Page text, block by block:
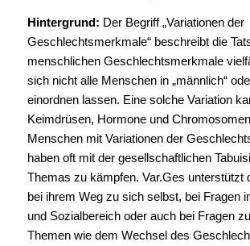
Hintergrund: Der Begriff „Variationen der
Geschlechtsmerkmale“ beschreibt die
menschlichen Geschlechtsmerkmale
sich nicht alle Menschen in „männlich“
einordnen lassen. Eine solche Variation
Keimdrüsen, Hormone und
Menschen mit Variationen der
haben oft mit der gesellschaftlichen
Themas zu kämpfen. Var.Ges unterstützt
bei ihrem Weg zu sich selbst, bei Fragen
und Sozialbereich oder auch bei Fragen
Themen wie dem Wechsel des